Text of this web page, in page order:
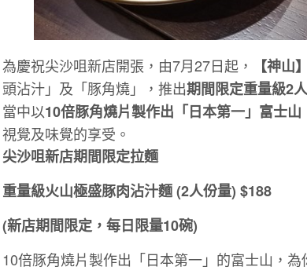
為慶祝尖沙咀新店開張，由7月27日起， 【神山】
頭沾汁」及「豚角燒」，推出期間限定重量級2
當中以10倍豚角燒片製作出「日本第一」富士山
視覺及味覺的享受。
尖沙咀新店期間限定拉麵
重量級火山極盛豚肉沾汁麵 (2人份量) $188
(新店期間限定，每日限量10碗)
10倍豚角燒片製作出「日本第一」的富士山，